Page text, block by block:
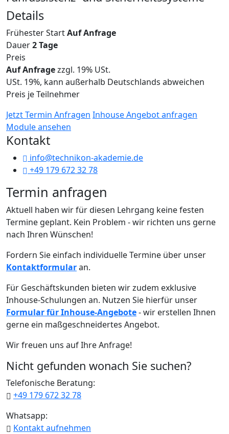
Details
Frühester StartAuf Anfrage
Dauer2 Tage
Preis
Auf Anfragezzgl. 19% USt.
USt. 19%, kann außerhalb Deutschlands abweichen
Preis je Teilnehmer
Jetzt Termin Anfragen Inhouse Angebot anfragen
Module ansehen
Kontakt
info@technikon-akademie.de
+49 179 672 32 78
Termin anfragen
Aktuell haben wir für diesen Lehrgang keine festen
Termine geplant. Kein Problem - wir richten uns gerne
nach Ihren Wünschen!
Fordern Sie einfach individuelle Termine über unser
Kontaktformularan.
Für Geschäftskunden bieten wir zudem exklusive
Inhouse-Schulungen an. Nutzen Sie hierfür unser
Formular für Inhouse-Angebote- wir erstellen Ihnen
gerne ein maßgeschneidertes Angebot.
Wir freuen uns auf Ihre Anfrage!
Nicht gefunden wonach Sie suchen?
Telefonische Beratung:
+49 179 672 32 78
Whatsapp:
Kontakt aufnehmen